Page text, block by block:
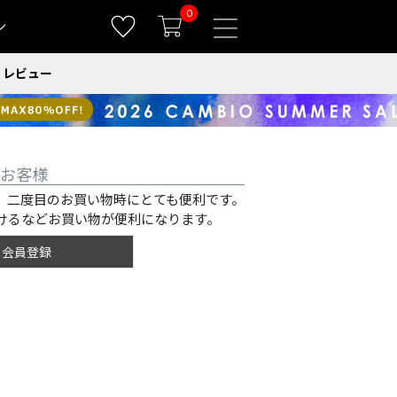
0
レビュー
客様
度目のお買い物時にとても便利です。
などお買い物が便利になります。
会員登録